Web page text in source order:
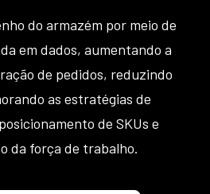
do armazém por meio de
em dados, aumentando a
de pedidos, reduzindo
as estratégias de
de SKUs e
da força de trabalho.